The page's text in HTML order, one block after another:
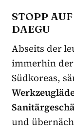
STOPP
DAEGU
Abseits der
immerhin
Südkoreas,
und